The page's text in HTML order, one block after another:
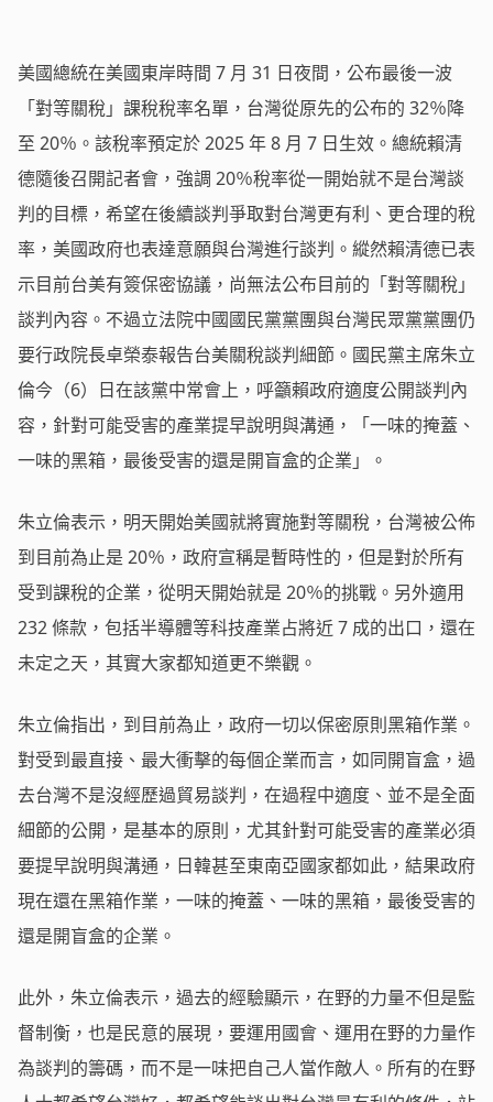
美國總統在美國東岸時間 7 月 31 日夜間，公布最後一波
「對等關稅」課稅稅率名單，台灣從原先的公布的 32％降
至 20％。該稅率預定於 2025 年 8 月 7 日生效。總統賴清
德隨後召開記者會，強調 20％稅率從一開始就不是台灣談
判的目標，希望在後續談判爭取對台灣更有利、更合理的稅
率，美國政府也表達意願與台灣進行談判。縱然賴清德已表
示目前台美有簽保密協議，尚無法公布目前的「對等關稅」
談判內容。不過立法院中國國民黨黨團與台灣民眾黨黨團仍
要行政院長卓榮泰報告台美關稅談判細節。國民黨主席朱立
倫今（6）日在該黨中常會上，呼籲賴政府適度公開談判內
容，針對可能受害的產業提早說明與溝通，「一味的掩蓋、
一味的黑箱，最後受害的還是開盲盒的企業」。
朱立倫表示，明天開始美國就將實施對等關稅，台灣被公佈
到目前為止是 20％，政府宣稱是暫時性的，但是對於所有
受到課稅的企業，從明天開始就是 20％的挑戰。另外適用
232 條款，包括半導體等科技產業占將近 7 成的出口，還在
未定之天，其實大家都知道更不樂觀。
朱立倫指出，到目前為止，政府一切以保密原則黑箱作業。
對受到最直接、最大衝擊的每個企業而言，如同開盲盒，過
去台灣不是沒經歷過貿易談判，在過程中適度、並不是全面
細節的公開，是基本的原則，尤其針對可能受害的產業必須
要提早說明與溝通，日韓甚至東南亞國家都如此，結果政府
現在還在黑箱作業，一味的掩蓋、一味的黑箱，最後受害的
還是開盲盒的企業。
此外，朱立倫表示，過去的經驗顯示，在野的力量不但是監
督制衡，也是民意的展現，要運用國會、運用在野的力量作
為談判的籌碼，而不是一味把自己人當作敵人。所有的在野